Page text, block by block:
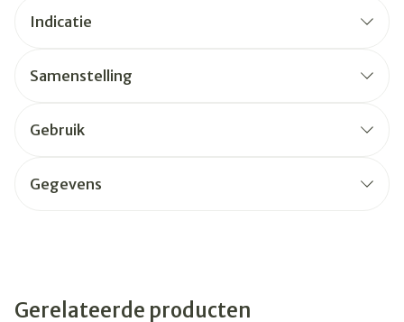
Indicatie
Samenstelling
Gebruik
Gegevens
Gerelateerde producten